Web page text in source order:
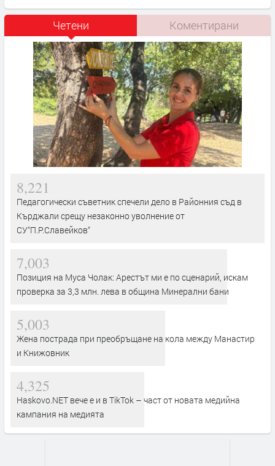
Четени Коментирани
8,221
Педагогически съветник спечели дело в Районния съд в
Кърджали срещу незаконно уволнение от
СУ“П.Р.Славейков“
7,003
Позиция на Муса Чолак: Арестът ми е по сценарий, искам
проверка за 3,3 млн. лева в община Минерални бани
5,003
Жена пострада при преобръщане на кола между Манастир
и Книжовник
4,325
Haskovo.NET вече е и в TikTok – част от новата медийна
кампания на медията